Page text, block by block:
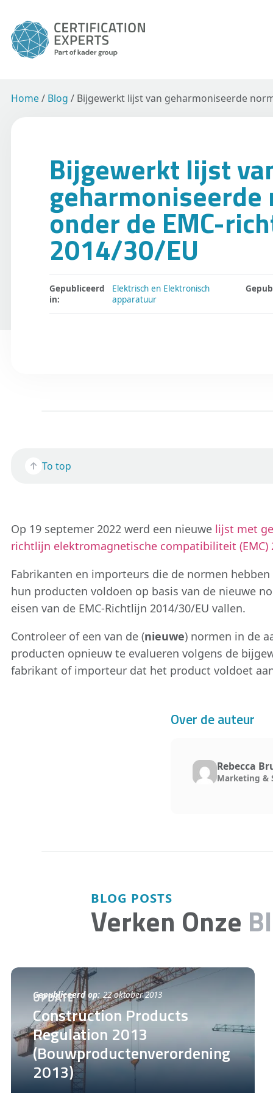
Home / Blog / Bijgewerkt lijst van geharmoniseerde
Bijgewerkt lijst
geharmoniseerde
onder de EMC-
2014/30/EU
Gepubliceerd
in:
Elektrisch en Elektronisch
apparatuur
To top
Op 19 septemer 2022 werd een nieuwe lijst met
richtlijn elektromagnetische compatibiliteit (EMC)
Fabrikanten en importeurs die de normen
hun producten voldoen op basis van de nieuwe
eisen van de EMC-Richtlijn 2014/30/EU vallen.
Controleer of een van de (nieuwe) normen in de
producten opnieuw te evalueren volgens de
fabrikant of importeur dat het product voldoet
Over de auteur
Rebecca
Marketing &
BLOG POSTS
Verken Onze
Gepubliceerd op: 22 oktober 2013
UPDATE
Construction Products
Regulation 2013
(Bouwproductenverordening
2013)